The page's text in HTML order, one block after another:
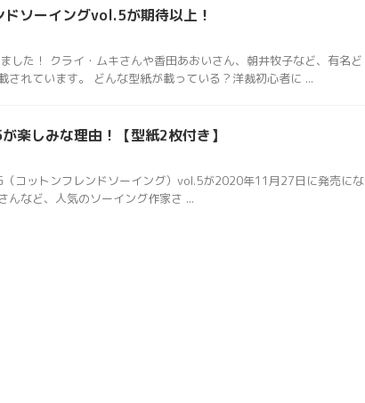
ドソーイングvol.5が期待以上！
した！ クライ・ムキさんや香田あおいさん、朝井牧子など、有名ど
されています。 どんな型紙が載っている？洋裁初心者に ...
楽しみな理由！【型紙2枚付き】
（コットンフレンドソーイング）vol.5が2020年11月27日に発売にな
んなど、人気のソーイング作家さ ...